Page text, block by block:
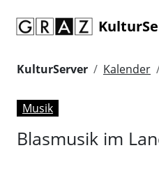
KulturServer Kalender
Musik
Blasmusik im